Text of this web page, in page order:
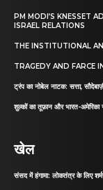
PM MODI’S KNESSET
ISRAEL RELATIONS
THE INSTITUTIONAL
TRAGEDY AND FARCE
ट्रंप का नोबेल नाटक: सत्ता,
शुल्कों का तूफ़ान और भारत-
खेल
संसद में हंगामा: लोकतंत्र के लिए